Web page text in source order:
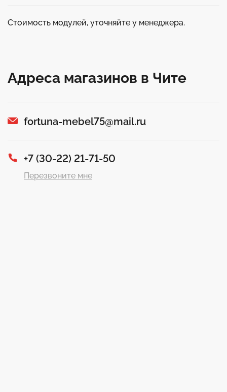
Стоимость модулей, уточняйте у менеджера.
Адреса магазинов в Чите
fortuna-mebel75@mail.ru
+7 (30-22) 21-71-50
Перезвоните мне